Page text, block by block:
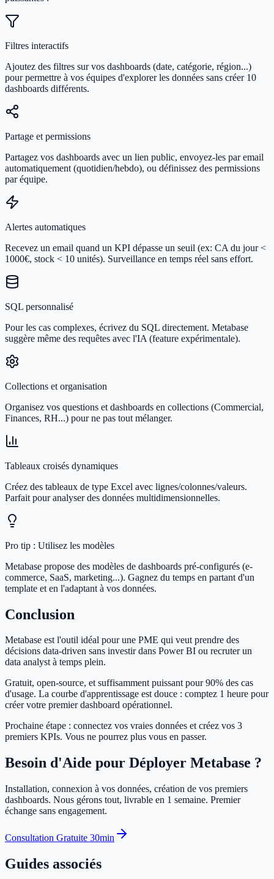
Filtres interactifs
Ajoutez des filtres sur vos dashboards (date, catégorie, région...)
pour permettre à vos équipes d'explorer les données sans créer 10
dashboards différents.
Partage et permissions
Partagez vos dashboards avec un lien public, envoyez-les par email
automatiquement (quotidien/hebdo), ou définissez des permissions
par équipe.
Alertes automatiques
Recevez un email quand un KPI dépasse un seuil (ex: CA du jour <
1000€, stock < 10 unités). Surveillance en temps réel sans effort.
SQL personnalisé
Pour les cas complexes, écrivez du SQL directement. Metabase
suggère même des requêtes avec l'IA (feature expérimentale).
Collections et organisation
Organisez vos questions et dashboards en collections (Commercial,
Finances, RH...) pour ne pas tout mélanger.
Tableaux croisés dynamiques
Créez des tableaux de type Excel avec lignes/colonnes/valeurs.
Parfait pour analyser des données multidimensionnelles.
Pro tip : Utilisez les modèles
Metabase propose des modèles de dashboards pré-configurés (e-
commerce, SaaS, marketing...). Gagnez du temps en partant d'un
template et en l'adaptant à vos données.
Conclusion
Metabase est l'outil idéal pour une PME qui veut prendre des
décisions data-driven sans investir dans Power BI ou recruter un
data analyst à temps plein.
Gratuit, open-source, et suffisamment puissant pour 90% des cas
d'usage. La courbe d'apprentissage est douce : comptez 1 heure pour
créer votre premier dashboard opérationnel.
Prochaine étape : connectez vos vraies données et créez vos 3
premiers KPIs. Vous ne pourrez plus vous en passer.
Besoin d'Aide pour Déployer Metabase ?
Installation, connexion à vos données, création de vos premiers
dashboards. Nous gérons tout, livrable en 1 semaine. Premier
échange sans engagement.
Consultation Gratuite 30min
Guides associés